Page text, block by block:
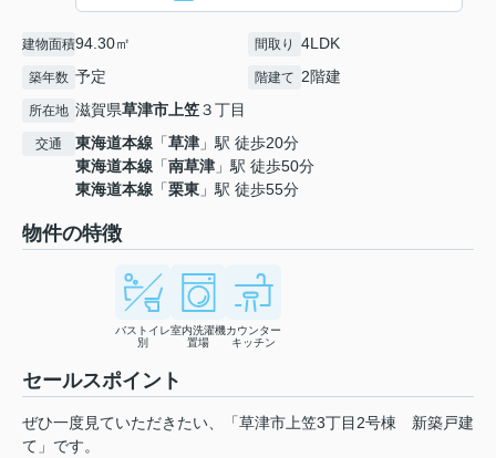
建物面積94.30㎡ 間取り 4LDK
築年数 予定 階建て 2階建
所在地 滋賀県草津市 上笠３丁目
交通 東海道本線 「草津 」駅 徒歩20分
東海道本線 「南草津 」駅 徒歩50分
東海道本線 「栗東 」駅 徒歩55分
物件の特徴
バストイレ
別
室内洗濯機
置場
カウンター
キッチン
セールスポイント
ぜひ一度見ていただきたい、「草津市上笠3丁目2号棟 新築戸建
て」です。